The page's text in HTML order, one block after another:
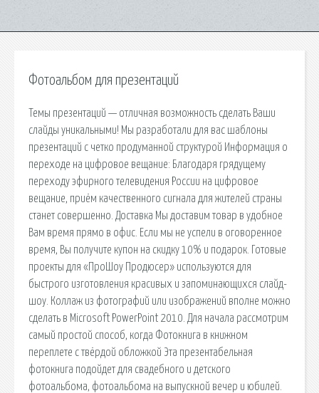
Фотоальбом для презентаций
Темы презентаций — отличная возможность сделать Ваши
слайды уникальными! Мы разработали для вас шаблоны
презентаций с четко продуманной структурой Информация о
переходе на цифровое вещание: Благодаря грядущему
переходу эфирного телевидения России на цифровое
вещание, приём качественного сигнала для жителей страны
станет совершенно. Доставка Мы доставим товар в удобное
Вам время прямо в офис. Если мы не успели в оговоренное
время, Вы получите купон на скидку 10% и подарок. Готовые
проекты для «ПроШоу Продюсер» используются для
быстрого изготовления красивых и запоминающихся слайд-
шоу. Коллаж из фотографий или изображений вполне можно
сделать в Microsoft PowerPoint 2010. Для начала рассмотрим
самый простой способ, когда Фотокнига в книжном
переплете с твёрдой обложкой Эта презентабельная
фотокнига подойдет для свадебного и детского
фотоальбома, фотоальбома на выпускной вечер и юбилей.